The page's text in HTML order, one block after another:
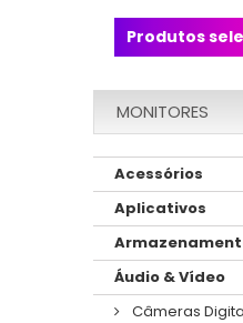
Produtos
MONITORES
Acessórios
Aplicativos
Áudio & Vídeo
Câmeras